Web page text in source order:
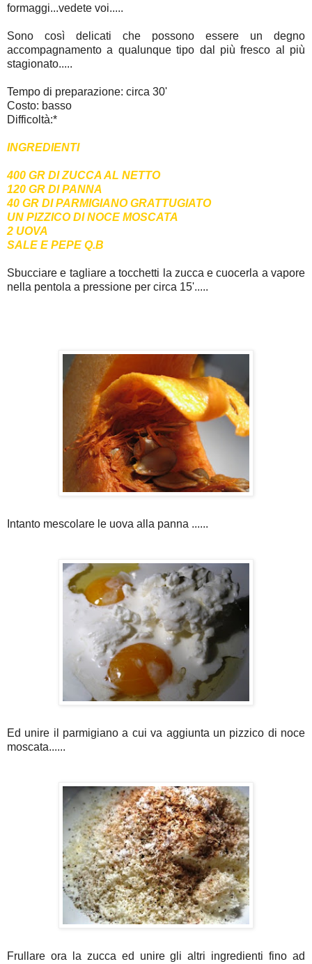
formaggi...vedete voi.....
Sono così delicati che possono essere un degno
accompagnamento a qualunque tipo dal più fresco al più
stagionato.....
Tempo di preparazione: circa 30'
Costo: basso
Difficoltà:*
INGREDIENTI
400 GR DI ZUCCA AL NETTO
120 GR DI PANNA
40 GR DI PARMIGIANO GRATTUGIATO
UN PIZZICO DI NOCE MOSCATA
2 UOVA
SALE E PEPE Q.B
Sbucciare e tagliare a tocchetti la zucca e cuocerla a vapore
nella pentola a pressione per circa 15'.....
Intanto mescolare le uova alla panna ......
Ed unire il parmigiano a cui va aggiunta un pizzico di noce
moscata......
Frullare ora la zucca ed unire gli altri ingredienti fino ad